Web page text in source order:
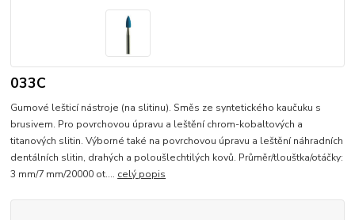
033C
Gumové lešticí nástroje (na slitinu). Směs ze syntetického kaučuku s
brusivem. Pro povrchovou úpravu a leštění chrom-kobaltových a
titanových slitin. Výborné také na povrchovou úpravu a leštění náhradních
dentálních slitin, drahých a poloušlechtilých kovů. Průměr/tlouštka/otáčky:
3 mm/7 mm/20000 ot.... celý popis